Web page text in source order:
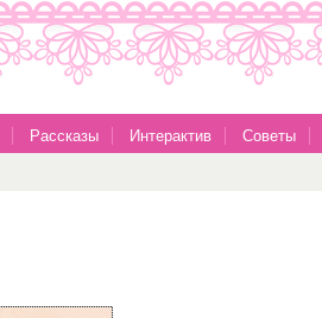
Рассказы Интерактив Советы